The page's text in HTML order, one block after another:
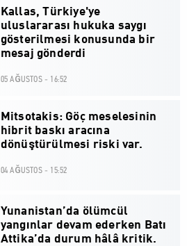
Kallas, Türkiye'ye
uluslararası hukuka saygı
gösterilmesi konusunda bir
mesaj gönderdi
05 AĞUSTOS - 16:52
Mitsotakis: Göç meselesinin
hibrit baskı aracına
dönüştürülmesi riski var.
04 AĞUSTOS - 15:52
Yunanistan’da ölümcül
yangınlar devam ederken Batı
Attika’da durum hâlâ kritik.